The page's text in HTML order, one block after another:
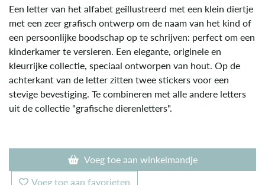
Een letter van het alfabet geïllustreerd met een klein diertje
met een zeer grafisch ontwerp om de naam van het kind of
een persoonlijke boodschap op te schrijven: perfect om een
kinderkamer te versieren. Een elegante, originele en
kleurrijke collectie, speciaal ontworpen van hout. Op de
achterkant van de letter zitten twee stickers voor een
stevige bevestiging. Te combineren met alle andere letters
uit de collectie "grafische dierenletters".
Voeg toe aan winkelmandje
Voeg toe aan favorieten